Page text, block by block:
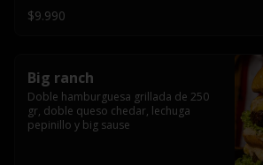
lentamente en el grill, para finalizar
todo con una envolvente salsa cristal
$9.990
Big ranch
Doble hamburguesa grillada de 250
gr, doble queso chedar, lechuga
pepinillo y big sause